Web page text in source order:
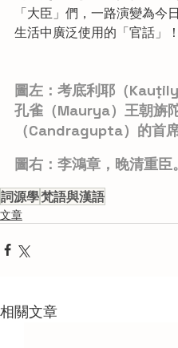
「大臣」們，一路演變為今
生活中廣泛使用的「官話」！
圖左：考底利耶（
孔雀（Maurya）王朝旃
（Candragupta）的首席
ㅤ圖右：李鴻章，晚清重臣。
詞源學梵語與漢語
文章
相關文章